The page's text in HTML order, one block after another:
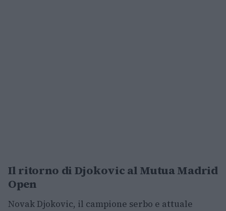
Il ritorno di Djokovic al Mutua Madrid
Open
Novak Djokovic, il campione serbo e attuale